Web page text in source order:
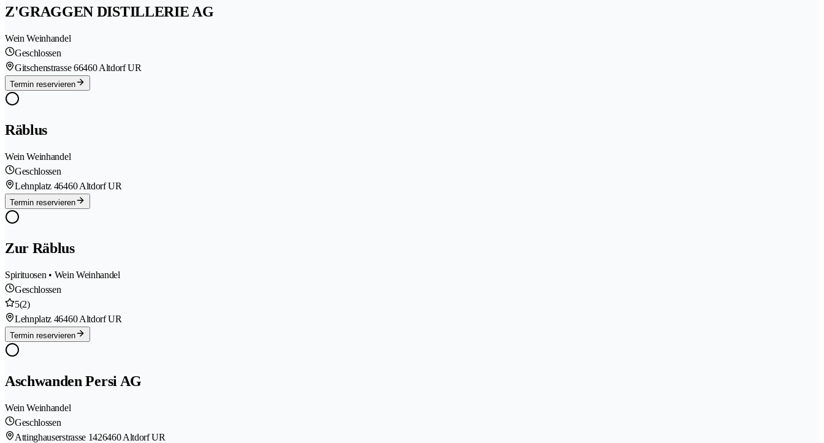
Z'GRAGGEN DISTILLERIE AG
Wein Weinhandel
Geschlossen
Gitschenstrasse 66460 Altdorf UR
Termin reservieren
Räblus
Wein Weinhandel
Geschlossen
Lehnplatz 46460 Altdorf UR
Termin reservieren
Zur Räblus
Spirituosen • Wein Weinhandel
Geschlossen
5(2)
Lehnplatz 46460 Altdorf UR
Termin reservieren
Aschwanden Persi AG
Wein Weinhandel
Geschlossen
Attinghauserstrasse 1426460 Altdorf UR